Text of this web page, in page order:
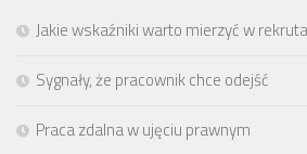
Jakie wskaźniki warto mierzyć w
Sygnały, że pracownik chce odejść
Praca zdalna w ujęciu prawnym